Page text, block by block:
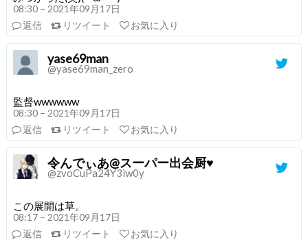
08:30 – 2021年09月17日
返信
リツイート お気に入り
yase69man
@yase69man_zero
監督wwwwww
08:30 – 2021年09月17日
返信
リツイート お気に入り
令んでぃあ@スーパー出会厨♥️
@zvoCuPa24Y3iw0y
この展開は草。
08:17 – 2021年09月17日
返信
リツイート お気に入り